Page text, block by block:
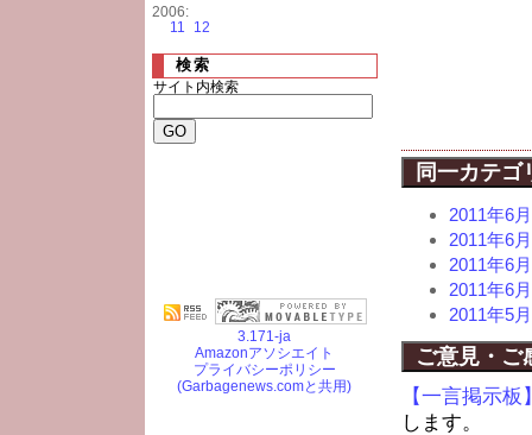
同一カテゴ
2011年6
2011年6
2011年6
2011年6
2011年5
ご意見・ご
【一言掲示板
します。
2006:
11
12
検索
サイト内検索
3.171-ja
Amazonアソシエイト
プライバシーポリシー
(Garbagenews.comと共用)